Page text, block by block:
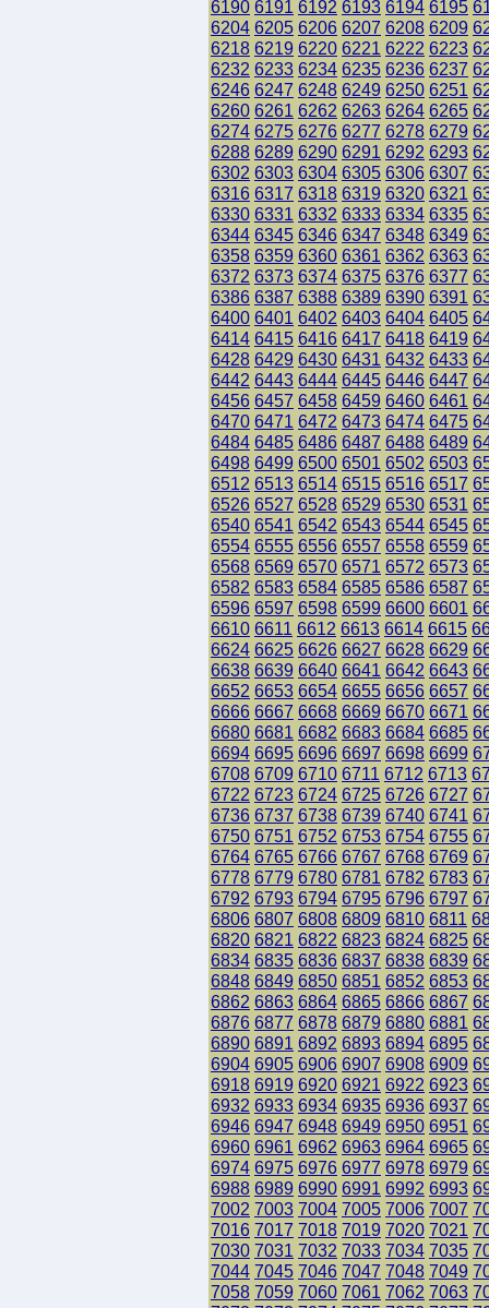
6190 6191 6192 6193 6194 6195
6204 6205 6206 6207 6208 6209
6218 6219 6220 6221 6222 6223
6232 6233 6234 6235 6236 6237
6246 6247 6248 6249 6250 6251
6260 6261 6262 6263 6264 6265
6274 6275 6276 6277 6278 6279
6288 6289 6290 6291 6292 6293
6302 6303 6304 6305 6306 6307
6316 6317 6318 6319 6320 6321
6330 6331 6332 6333 6334 6335
6344 6345 6346 6347 6348 6349
6358 6359 6360 6361 6362 6363
6372 6373 6374 6375 6376 6377
6386 6387 6388 6389 6390 6391
6400 6401 6402 6403 6404 6405
6414 6415 6416 6417 6418 6419
6428 6429 6430 6431 6432 6433
6442 6443 6444 6445 6446 6447
6456 6457 6458 6459 6460 6461
6470 6471 6472 6473 6474 6475
6484 6485 6486 6487 6488 6489
6498 6499 6500 6501 6502 6503
6512 6513 6514 6515 6516 6517
6526 6527 6528 6529 6530 6531
6540 6541 6542 6543 6544 6545
6554 6555 6556 6557 6558 6559
6568 6569 6570 6571 6572 6573
6582 6583 6584 6585 6586 6587
6596 6597 6598 6599 6600 6601
6610 6611 6612 6613 6614 6615
6624 6625 6626 6627 6628 6629
6638 6639 6640 6641 6642 6643
6652 6653 6654 6655 6656 6657
6666 6667 6668 6669 6670 6671
6680 6681 6682 6683 6684 6685
6694 6695 6696 6697 6698 6699
6708 6709 6710 6711 6712 6713
6722 6723 6724 6725 6726 6727
6736 6737 6738 6739 6740 6741
6750 6751 6752 6753 6754 6755
6764 6765 6766 6767 6768 6769
6778 6779 6780 6781 6782 6783
6792 6793 6794 6795 6796 6797
6806 6807 6808 6809 6810 6811
6820 6821 6822 6823 6824 6825
6834 6835 6836 6837 6838 6839
6848 6849 6850 6851 6852 6853
6862 6863 6864 6865 6866 6867
6876 6877 6878 6879 6880 6881
6890 6891 6892 6893 6894 6895
6904 6905 6906 6907 6908 6909
6918 6919 6920 6921 6922 6923
6932 6933 6934 6935 6936 6937
6946 6947 6948 6949 6950 6951
6960 6961 6962 6963 6964 6965
6974 6975 6976 6977 6978 6979
6988 6989 6990 6991 6992 6993
7002 7003 7004 7005 7006 7007
7016 7017 7018 7019 7020 7021
7030 7031 7032 7033 7034 7035
7044 7045 7046 7047 7048 7049
7058 7059 7060 7061 7062 7063